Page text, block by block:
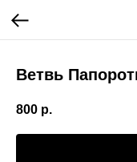
Ветвь
800 р.